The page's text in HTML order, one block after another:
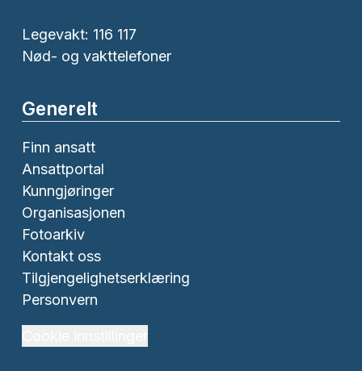
Legevakt: 116 117
Nød- og vakttelefoner
Generelt
Finn ansatt
Ansattportal
Kunngjøringer
Organisasjonen
Fotoarkiv
Kontakt oss
Tilgjengelighetserklæring
Personvern